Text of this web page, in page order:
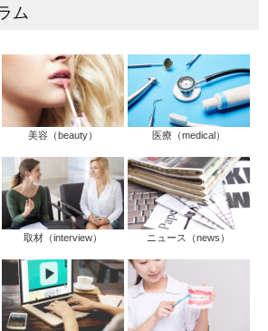
ム
美容（beauty） 医療（medical）
取材（interview） ニュース（news）